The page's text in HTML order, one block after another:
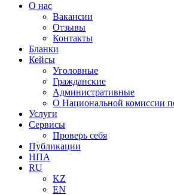
О нас
Вакансии
Отзывы
Контакты
Бланки
Кейсы
Уголовные
Гражданские
Административные
О Национальной комиссии
Услуги
Сервисы
Проверь себя
Публикации
НПА
RU
KZ
EN